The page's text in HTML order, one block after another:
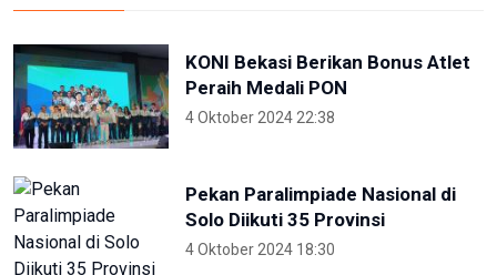
KONI Bekasi Berikan Bonus Atlet
Peraih Medali PON
4 Oktober 2024 22:38
Pekan Paralimpiade Nasional di
Solo Diikuti 35 Provinsi
4 Oktober 2024 18:30